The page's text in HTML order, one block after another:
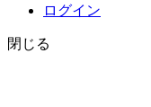
ログイン
閉じる